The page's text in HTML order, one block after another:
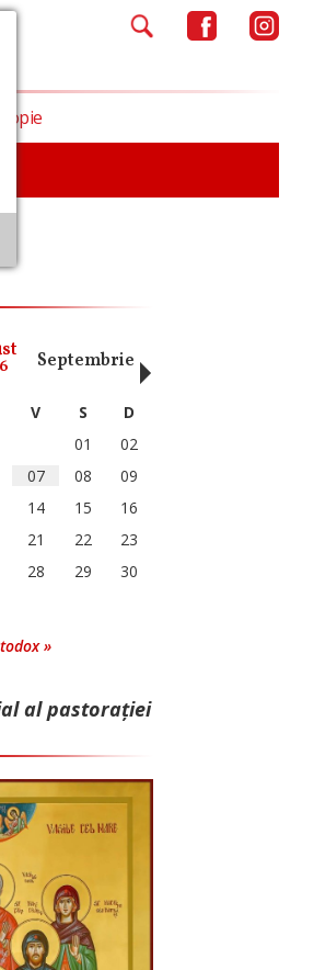
Septembrie Octombrie
V S
D
01
02
07 08
09
14 15
16
21 22
23
28 29
30
»
al pastorației